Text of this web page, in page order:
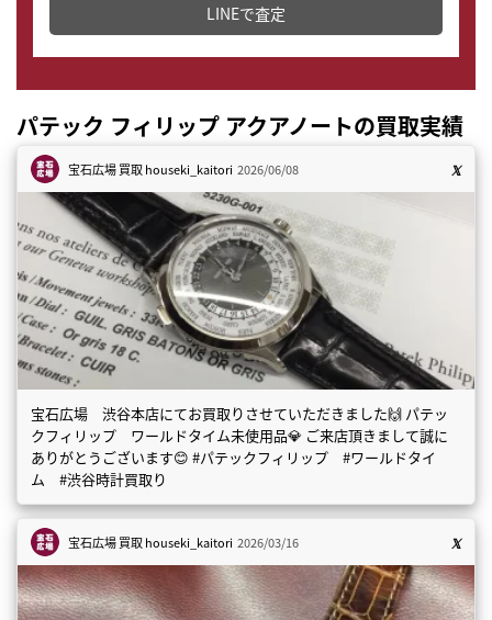
LINEで査定
パテック フィリップ アクアノートの買取実績
宝石広場 買取houseki_kaitori 2026/06/08
宝石広場 渋谷本店にてお買取りさせていただきました🙌 パテッ
クフィリップ ワールドタイム未使用品💎 ご来店頂きまして誠に
ありがとうございます😊 #パテックフィリップ #ワールドタイ
ム #渋谷時計買取り
宝石広場 買取houseki_kaitori 2026/03/16